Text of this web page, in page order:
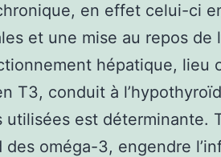
en effet celui-ci
et une mise au repos de
hépatique, lieu
T3, conduit à
utilisées est déterminante.
des oméga-3, engendre